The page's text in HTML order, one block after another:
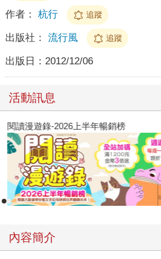
作者： 杭行 追蹤
出版社： 流行風 追蹤
出版日： 2012/12/06
活動訊息
閱讀漫遊錄-2026上半年暢銷榜
內容簡介